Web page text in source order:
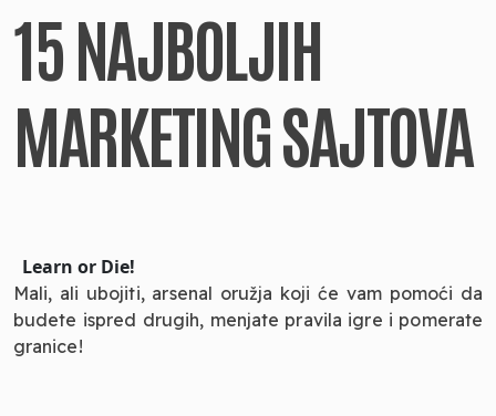
15 NAJBOLJIH
MARKETING SAJTOVA
Learn or Die!
Mali, ali ubojiti, arsenal oružja koji će vam pomoći da
budete ispred drugih, menjate pravila igre i pomerate
granice!